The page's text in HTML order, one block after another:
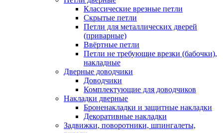
Классические врезные петли
Скрытые петли
Петли для металлических дверей
(приварные)
Ввёртные петли
Петли не требующие врезки (бабочки),
накладные
Дверные доводчики
Доводчики
Комплектующие для доводчиков
Накладки дверные
Броненакладки и защитные накладки
Декоративные накладки
Задвижки, поворотники, шпингалеты,